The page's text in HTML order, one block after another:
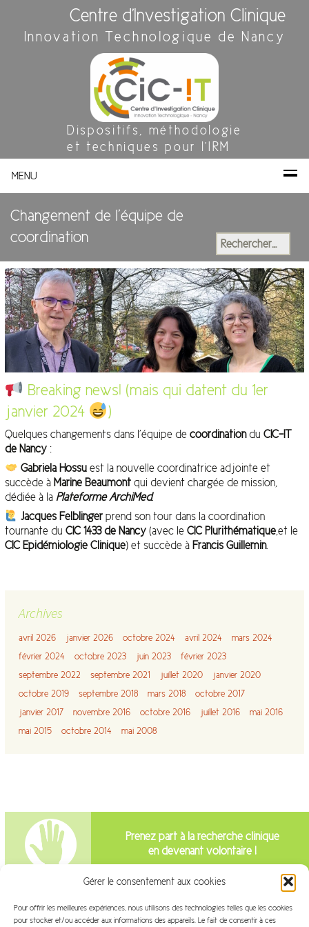
Gérer le consentement aux cookies
Pour offrir les meilleures expériences, nous utilisons des technologies telles que les cookies
pour stocker et/ou accéder aux informations des appareils. Le fait de consentir à ces
Centre d'Investigation Clinique
Innovation Technologique de Nancy
Dispositifs, méthodologie
et techniques pour l'IRM
MENU
Changement de l’équipe de
coordination
Rechercher :
Breaking news! (mais qui datent du 1er
janvier 2024
)
Quelques changements dans l’équipe de coordinationdu CIC-IT
de Nancy:
Gabriela Hossu est la nouvelle coordinatrice adjointe et
succède à Marine Beaumontqui devient chargée de mission,
dédiée à la Plateforme ArchiMed.
Jacques Felblinger prend son tour dans la coordination
tournante du CIC 1433 de Nancy(avec le CIC Plurithématique,et le
CIC Epidémiologie Clinique) et succède à Francis Guillemin.
Archives
avril 2026 janvier 2026 octobre 2024 avril 2024
mars 2024
février 2024
octobre 2023 juin 2023
février 2023
septembre 2022
septembre 2021 juillet 2020
janvier 2020
octobre 2019
septembre 2018 mars 2018
octobre 2017
janvier 2017
novembre 2016 octobre 2016 juillet 2016
mai 2016
mai 2015
octobre 2014 mai 2008
Prenez part à la recherche clinique
en devenant volontaire !
Intéressé par la recherche clinique?
Venez travailler avec nous!